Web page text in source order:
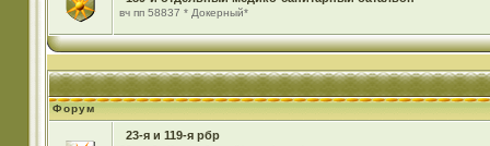
вч пп 58837 * Докерный*
Форум
23-я и 119-я рбр